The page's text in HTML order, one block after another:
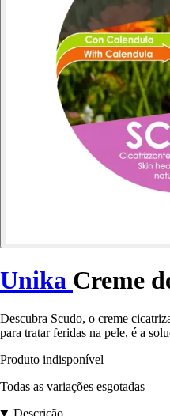
Unika Creme
Descubra Scudo, o creme
para tratar feridas na pele, é a
Produto indisponível
Todas as variações esgotadas